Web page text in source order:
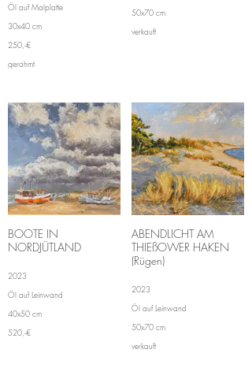
Öl auf Malplatte
30x40 cm
250,-€
gerahmt
50x70 cm
verkauft
BOOTE IN
NORDJÜTLAND
2023
Öl auf Leinwand
40x50 cm
520,-€
ABENDLICHT AM
THIEßOWER HAKEN
(Rügen)
2023
Öl auf Leinwand
50x70 cm
verkauft